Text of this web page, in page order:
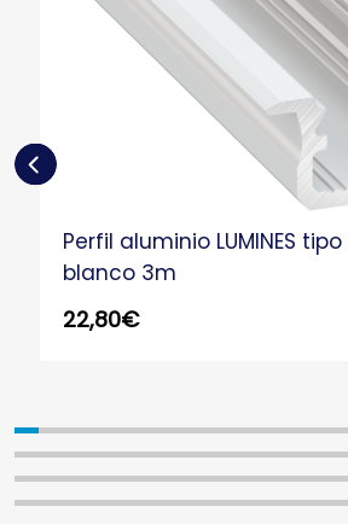
Perfil aluminio LUMINES
blanco 3m
22,80€